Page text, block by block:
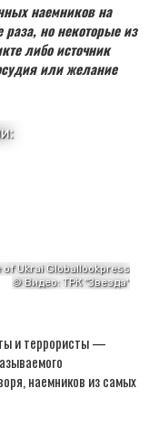
наемников на
раза, но некоторые из
либо источник
или желание
и террористы —
наемников из самых